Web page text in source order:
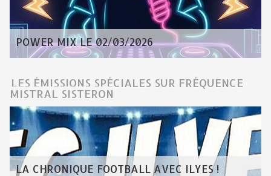
POWER MIX LE 02/03/2026
LES ÉMISSIONS SPÉCIALES SUR FRÉQUENCE
MISTRAL SISTERON
LA CHRONIQUE FOOTBALL AVEC ILYES !